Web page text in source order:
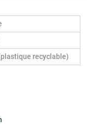
(plastique recyclable)